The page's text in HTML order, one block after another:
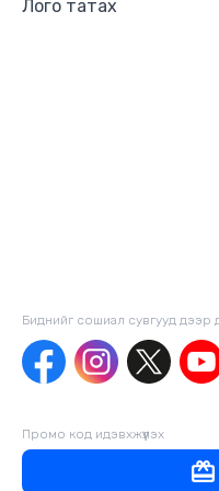
Лого татах
Биднийг сошиал сувгууд дээр
Промо код идэвхжүүлэх